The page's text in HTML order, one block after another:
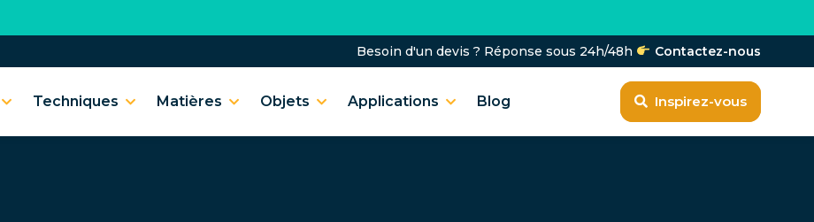
Besoin d'un devis ? Réponse sous 24h/48h Contactez-nous
Techniques Matières Objets Applications Blog Inspirez-vous